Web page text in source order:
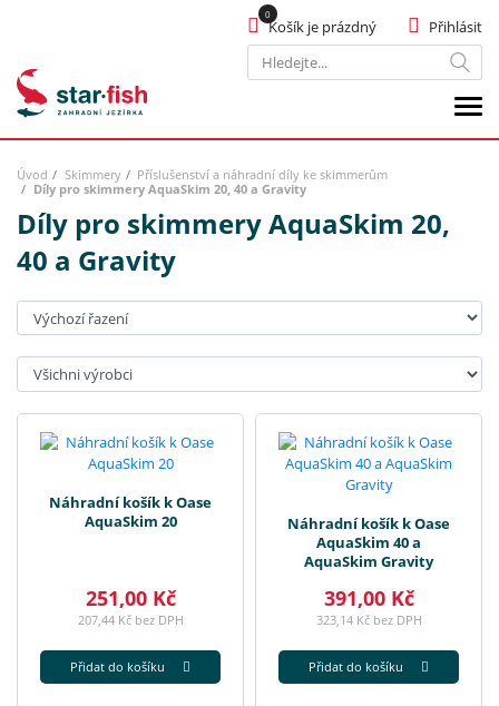
Hledat
Přihlásit
Košík je prázdný
Úvod Skimmery
Příslušenství a náhradní díly ke skimmerům
Díly pro skimmery AquaSkim 20, 40 a Gravity
Díly pro skimmery AquaSkim 20,
40 a Gravity
Seřadit:
Výrobci:
Náhradní košík k Oase
AquaSkim 20
251,00 Kč
207,44 Kč bez DPH
Přidat do košíku
Náhradní košík k Oase
AquaSkim 40 a
AquaSkim Gravity
391,00 Kč
323,14 Kč bez DPH
Přidat do košíku